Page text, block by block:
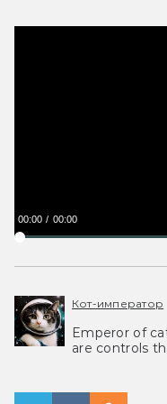
00:00 00:00
Кот-император
Emperor of
are controls